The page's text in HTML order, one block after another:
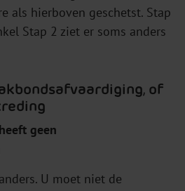
als hierboven geschetst. Stap
Stap 2 ziet er soms anders
of
geen
U moet niet de